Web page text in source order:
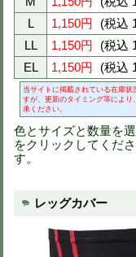
※色を選択
※買い物カ
SS 1,150